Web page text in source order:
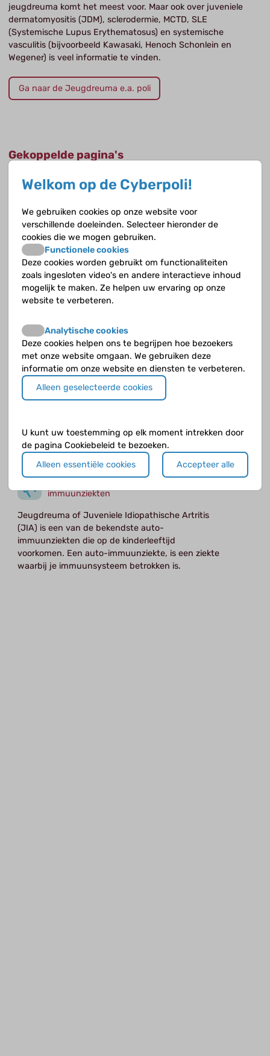
jeugdreuma komt het meest voor. Maar ook over juveniele
dermatomyositis (JDM), sclerodermie, MCTD, SLE
(Systemische Lupus Erythematosus) en systemische
vasculitis (bijvoorbeeld Kawasaki, Henoch Schonlein en
Wegener) is veel informatie te vinden.
Ga naar de Jeugdreuma e.a. poli
Gekoppelde pagina's
Jeugdreuma e.a.
Juveniele dermatomyositis (JDM)
Dermatomyositis is een auto-immuunziekte
waarbij de huid en de spieren chronisch
ontstoken zijn. Heel soms doen ook andere
organen mee, zoals de longen of het maag-
Zoekresultaten voor "Juveniele
dermatomyositis (JDM)" op de Cyberpoli
Jeugdreuma e.a.
Jeugdreuma en andere auto-
immuunziekten
Jeugdreuma of Juveniele Idiopathische Artritis
(JIA) is een van de bekendste auto-
immuunziekten die op de kinderleeftijd
voorkomen. Een auto-immuunziekte, is een ziekte
waarbij je immuunsysteem betrokken is.
Welkom op de Cyberpoli!
We gebruiken cookies op onze website voor
verschillende doeleinden. Selecteer hieronder de
cookies die we mogen gebruiken.
Functionele cookies
Deze cookies worden gebruikt om functionaliteiten
zoals ingesloten video's en andere interactieve inhoud
mogelijk te maken. Ze helpen uw ervaring op onze
website te verbeteren.
Analytische cookies
Deze cookies helpen ons te begrijpen hoe bezoekers
met onze website omgaan. We gebruiken deze
informatie om onze website en diensten te verbeteren.
Alleen geselecteerde cookies
U kunt uw toestemming op elk moment intrekken door
de pagina Cookiebeleid te bezoeken.
Alleen essentiële cookies
Accepteer alle